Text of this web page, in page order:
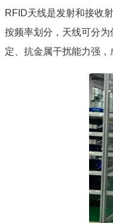
RFID天线是发射和接收
按频率划分，天线可分
定、抗金属干扰能力强，